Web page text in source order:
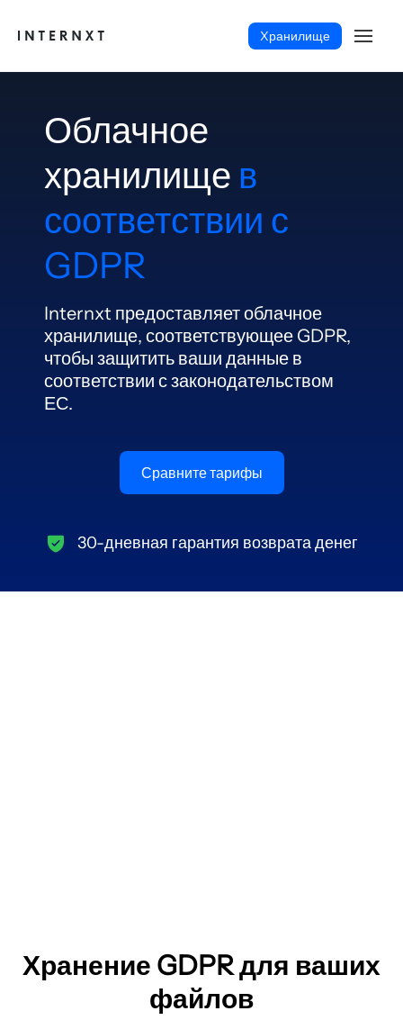
Xранилище
Русский (RU)
Облачное
хранилище в
соответствии с
GDPR
Internxt предоставляет облачное
хранилище, соответствующее GDPR,
чтобы защитить ваши данные в
соответствии с законодательством
ЕС.
Сравните тарифы
30-дневная гарантия возврата денег
Хранение GDPR для ваших
файлов